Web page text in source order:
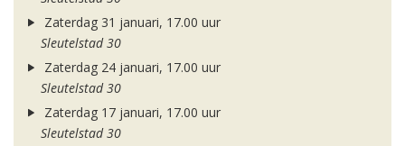
Zaterdag 31 januari, 17.00 uur
Sleutelstad 30
Zaterdag 24 januari, 17.00 uur
Sleutelstad 30
Zaterdag 17 januari, 17.00 uur
Sleutelstad 30